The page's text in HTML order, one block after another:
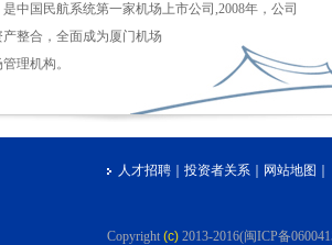
中国民航系统第一家机场上市公司,2008年，公司
整合，全面成为厦门机场
理机构。
人才招聘 投资者关系 网站地图
Copyright (c) 2013-2016(闽ICP备